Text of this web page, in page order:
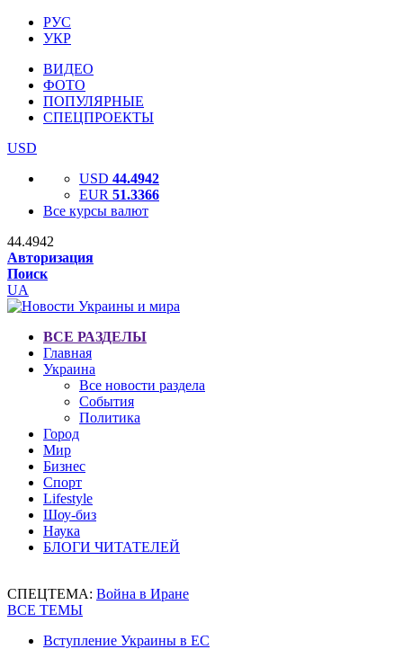
РУС
УКР
ВИДЕО
ФОТО
ПОПУЛЯРНЫЕ
СПЕЦПРОЕКТЫ
USD
USD 44.4942
EUR 51.3366
Все курсы валют
44.4942
Авторизация
Поиск
UA
ВСЕ РАЗДЕЛЫ
Главная
Украина
Все новости раздела
События
Политика
Город
Мир
Бизнес
Спорт
Lifestyle
Шоу-биз
Наука
БЛОГИ ЧИТАТЕЛЕЙ
СПЕЦТЕМА: Война в Иране
ВСЕ ТЕМЫ
Вступление Украины в ЕС